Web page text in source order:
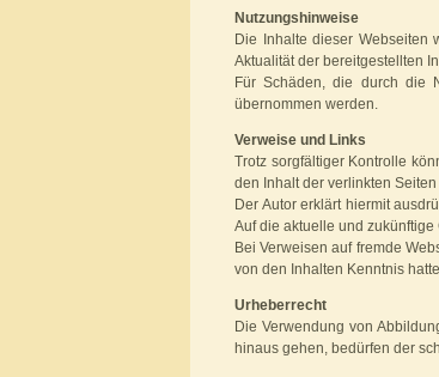
Nutzungshinweise
Die Inhalte dieser Webseiten
Aktualität der bereitgestellten
Für Schäden, die durch die
übernommen werden.
Verweise und Links
Trotz sorgfältiger Kontrolle
den Inhalt der verlinkten
Der Autor erklärt hiermit
Auf die aktuelle und
Bei Verweisen auf fremde
von den Inhalten Kenntnis
Urheberrecht
Die Verwendung von
hinaus gehen, bedürfen der